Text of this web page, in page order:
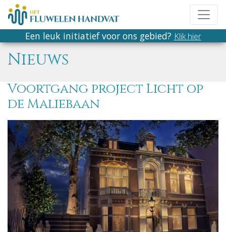
Een leuk initiatief voor ons gebied? Klik hier
Nieuws
Voortgang project Licht op
de Maliebaan